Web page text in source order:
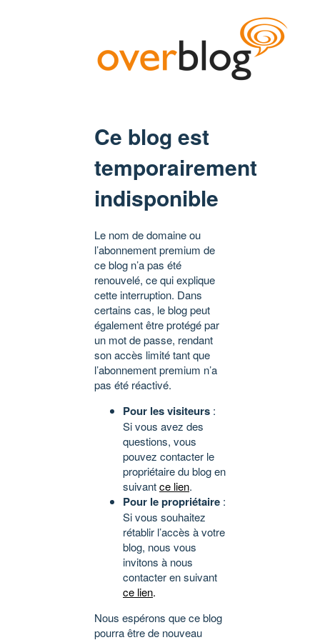
Ce blog est
temporairement
indisponible
Le nom de domaine ou
l’abonnement premium de
ce blog n’a pas été
renouvelé, ce qui explique
cette interruption. Dans
certains cas, le blog peut
également être protégé par
un mot de passe, rendant
son accès limité tant que
l’abonnement premium n’a
pas été réactivé.
Pour les visiteurs :
Si vous avez des
questions, vous
pouvez contacter le
propriétaire du blog en
suivantce lien.
Pour le propriétaire :
Si vous souhaitez
rétablir l’accès à votre
blog, nous vous
invitons à nous
contacter en suivant
ce lien.
Nous espérons que ce blog
pourra être de nouveau